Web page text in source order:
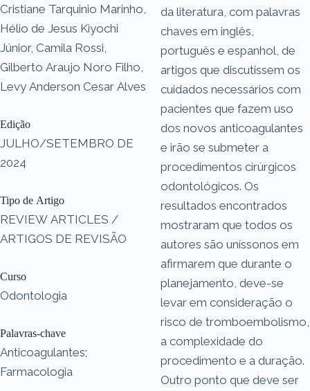
Cristiane Tarquinio Marinho,
Hélio de Jesus Kiyochi
Júnior, Camila Rossi,
Gilberto Araujo Noro Filho,
Levy Anderson Cesar Alves
Edição
JULHO/SETEMBRO DE
2024
Tipo de Artigo
REVIEW ARTICLES /
ARTIGOS DE REVISÃO
Curso
Odontologia
Palavras-chave
Anticoagulantes;
Farmacologia
da literatura, com palavras
chaves em inglês,
português e espanhol, de
artigos que discutissem os
cuidados necessários com
pacientes que fazem uso
dos novos anticoagulantes
e irão se submeter a
procedimentos cirúrgicos
odontológicos. Os
resultados encontrados
mostraram que todos os
autores são uníssonos em
afirmarem que durante o
planejamento, deve-se
levar em consideração o
risco de tromboembolismo,
a complexidade do
procedimento e a duração.
Outro ponto que deve ser